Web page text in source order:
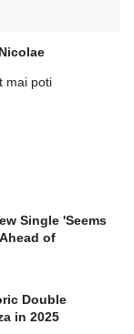
mai poti
Single 'Seems
of
Double
in 2025